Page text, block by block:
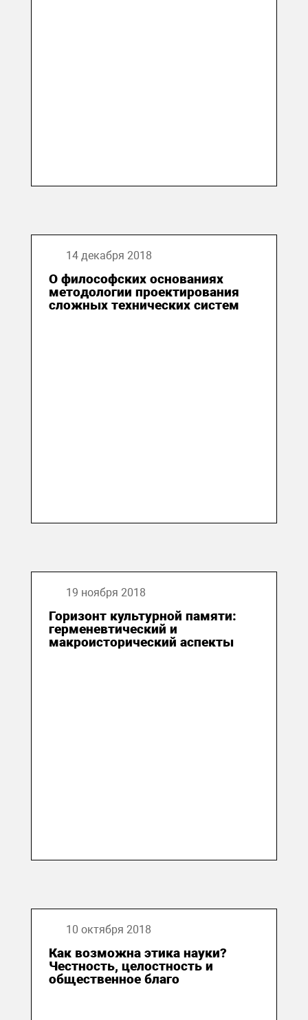
14 декабря 2018
О философских основаниях
методологии проектирования
сложных технических систем
19 ноября 2018
Горизонт культурной памяти:
герменевтический и
макроисторический аспекты
10 октября 2018
Как возможна этика науки?
Честность, целостность и
общественное благо